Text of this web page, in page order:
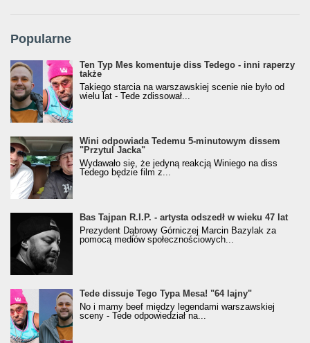
Popularne
Ten Typ Mes komentuje diss Tedego - inni raperzy
także
Takiego starcia na warszawskiej scenie nie było od
wielu lat - Tede zdissował...
Wini odpowiada Tedemu 5-minutowym dissem
"Przytul Jacka"
Wydawało się, że jedyną reakcją Winiego na diss
Tedego będzie film z...
Bas Tajpan R.I.P. - artysta odszedł w wieku 47 lat
Prezydent Dąbrowy Górniczej Marcin Bazylak za
pomocą mediów społecznościowych...
Tede dissuje Tego Typa Mesa! "64 lajny"
No i mamy beef między legendami warszawskiej
sceny - Tede odpowiedział na...